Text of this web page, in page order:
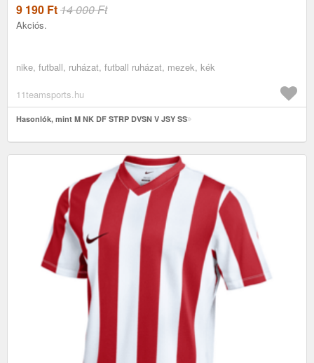
9 190 Ft14 000 Ft
Akciós.
nike, futball, ruházat, futball ruházat, mezek, kék
11teamsports.hu
Hasonlók, mint M NK DF STRP DVSN V JSY SS